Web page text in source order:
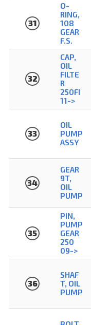
31
O-
RING,
108
GEAR
F.S.
32
CAP,
OIL
FILTE
R
250FI
11->
33
OIL
PUMP
ASSY
34
GEAR
9T,
OIL
PUMP
35
PIN,
PUMP
GEAR
250
09->
36
SHAF
T, OIL
PUMP